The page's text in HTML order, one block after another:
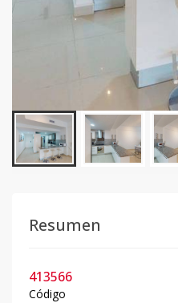
Resumen
413566
Código